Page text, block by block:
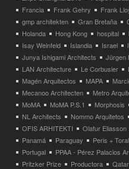
Francia
Frank Gehry Frank
gmp architekten
Gran Bretaña
Holanda
Hong Kong hospital
Isay Weinfeld
Islandia Israel
Junya Ishigami Architects
Jürgen
LAN Architecture
Le Corbusier
Magén Arquitectos
MAPA
Mecanoo Architecten
Metro
MoMA
MoMA P.S.1 Morphosis
NL Architects
Nommo Arquitetos
OFIS ARHITEKTI
Olafur Eliasson
Panamá
Paraguay Peris +
Portugal
PPAA - Pérez Palacios
Pritzker Prize
Productora Qatar